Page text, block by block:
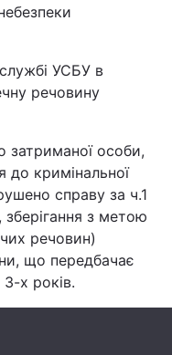
УСБУ в
речовину
затриманої особи,
до кримінальної
справу за ч.1
з метою
речовин)
що передбачає
х років.